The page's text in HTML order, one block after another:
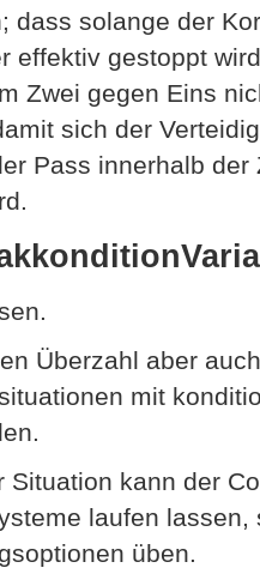
dass solange der
effektiv gestoppt
Zwei gegen Eins
sich der
Pass innerhalb
Überzahl aber
mit
Situation kann der
laufen lassen,
üben.